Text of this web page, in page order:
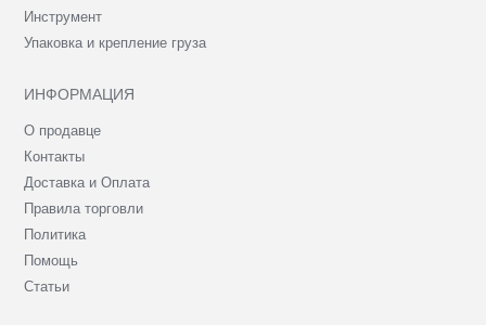
Инструмент
Упаковка и крепление груза
ИНФОРМАЦИЯ
О продавце
Контакты
Доставка и Оплата
Правила торговли
Политика
Помощь
Статьи